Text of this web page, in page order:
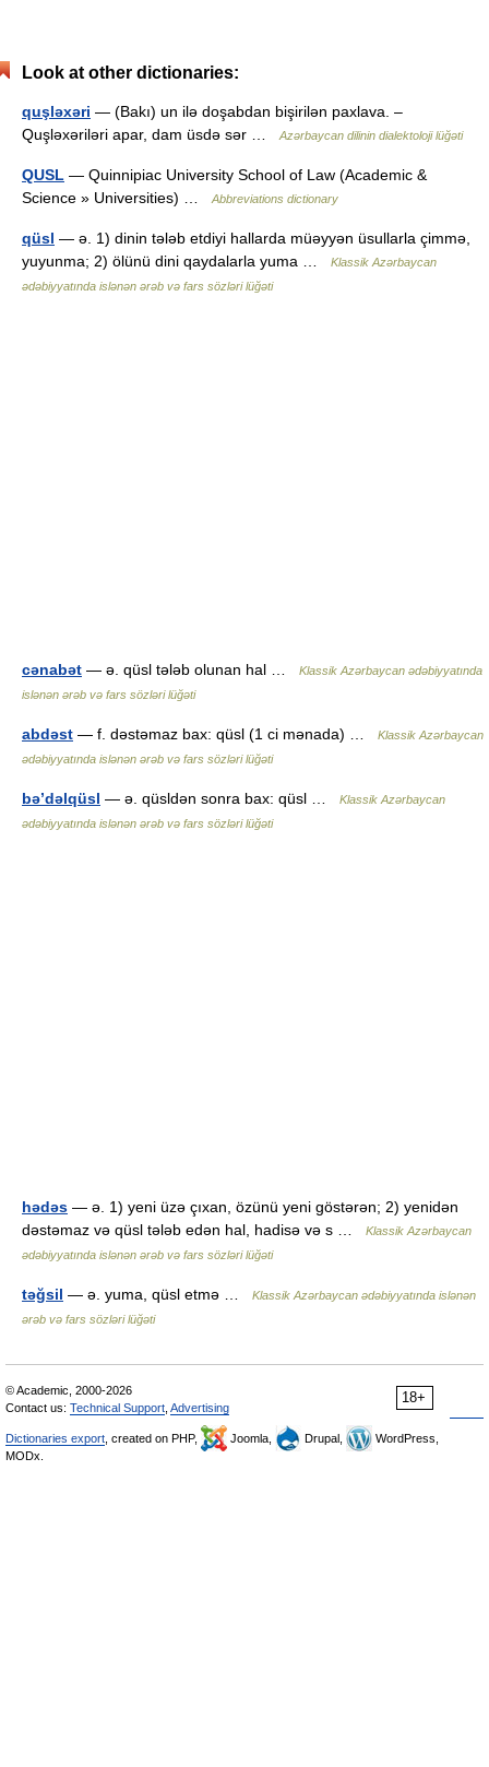
Look at other dictionaries:
quşləxəri — (Bakı) un ilə doşabdan bişirilən paxlava. –
Quşləxəriləri apar, dam üsdə sər …
Azərbaycan dilinin dialektoloji lüğəti
QUSL — Quinnipiac University School of Law (Academic &
Science » Universities) …
Abbreviations dictionary
qüsl — ə. 1) dinin tələb etdiyi hallarda müəyyən üsullarla çimmə,
yuyunma; 2) ölünü dini qaydalarla yuma …
Klassik Azərbaycan
ədəbiyyatında islənən ərəb və fars sözləri lüğəti
cənabət — ə. qüsl tələb olunan hal …
Klassik Azərbaycan ədəbiyyatında
islənən ərəb və fars sözləri lüğəti
abdəst — f. dəstəmaz bax: qüsl (1 ci mənada) …
Klassik Azərbaycan
ədəbiyyatında islənən ərəb və fars sözləri lüğəti
bə’dəlqüsl — ə. qüsldən sonra bax: qüsl …
Klassik Azərbaycan
ədəbiyyatında islənən ərəb və fars sözləri lüğəti
hədəs — ə. 1) yeni üzə çıxan, özünü yeni göstərən; 2) yenidən
dəstəmaz və qüsl tələb edən hal, hadisə və s …
Klassik Azərbaycan
ədəbiyyatında islənən ərəb və fars sözləri lüğəti
təğsil — ə. yuma, qüsl etmə …
Klassik Azərbaycan ədəbiyyatında islənən
ərəb və fars sözləri lüğəti
18+
© Academic, 2000-2026
Contact us: Technical Support Advertising
Dictionaries export , created on PHP, Joomla, Drupal,
WordPress,
MODx.